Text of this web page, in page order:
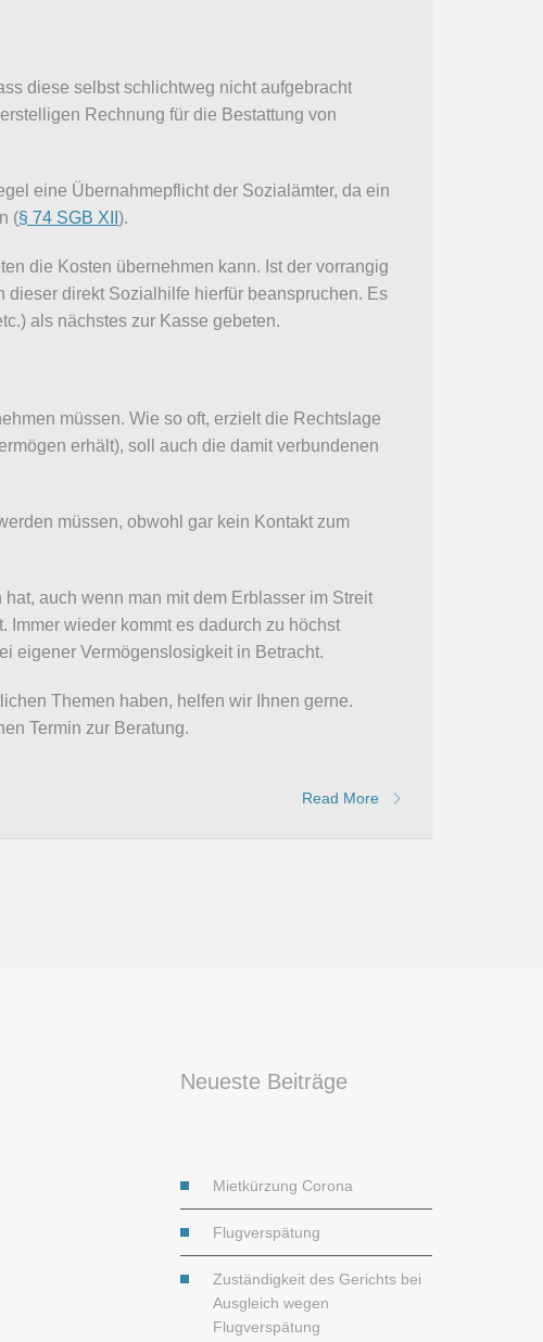
diese selbst schlichtweg nicht aufgebracht
Rechnung für die Bestattung von
eine Übernahmepflicht der Sozialämter, da ein
(§ 74 SGB XII ).
die Kosten übernehmen kann. Ist der vorrangig
dieser direkt Sozialhilfe hierfür beanspruchen. Es
als nächstes zur Kasse gebeten.
müssen. Wie so oft, erzielt die Rechtslage
erhält), soll auch die damit verbundenen
müssen, obwohl gar kein Kontakt zum
auch wenn man mit dem Erblasser im Streit
wieder kommt es dadurch zu höchst
eigener Vermögenslosigkeit in Betracht.
Themen haben, helfen wir Ihnen gerne.
Termin zur Beratung.
Read More
Neueste Beiträge
Mietkürzung Corona
Flugverspätung
Zuständigkeit des Gerichts bei
Ausgleich wegen
Flugverspätung